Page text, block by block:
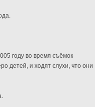
году во время съёмок
детей, и ходят слухи, что они